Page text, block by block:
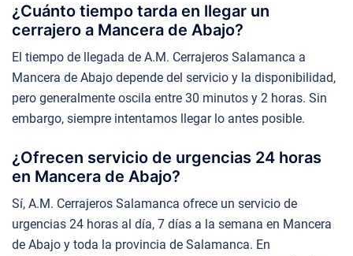
¿Cuánto tiempo tarda en llegar un
cerrajero a Mancera de Abajo?
El tiempo de llegada de A.M. Cerrajeros Salamanca a
Mancera de Abajo depende del servicio y la disponibilidad,
pero generalmente oscila entre 30 minutos y 2 horas. Sin
embargo, siempre intentamos llegar lo antes posible.
¿Ofrecen servicio de urgencias 24 horas
en Mancera de Abajo?
Sí, A.M. Cerrajeros Salamanca ofrece un servicio de
urgencias 24 horas al día, 7 días a la semana en Mancera
de Abajo y toda la provincia de Salamanca. En